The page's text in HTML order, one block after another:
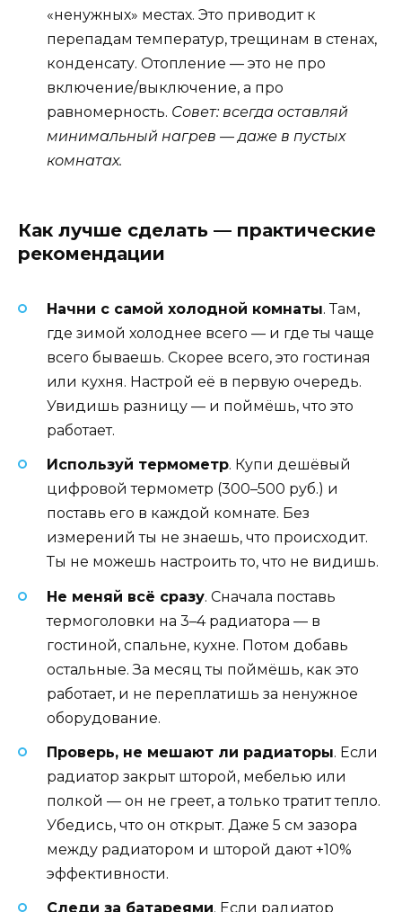
«ненужных» местах. Это приводит к
перепадам температур, трещинам в стенах,
конденсату. Отопление — это не про
включение/выключение, а про
равномерность. Совет: всегда оставляй
минимальный нагрев — даже в пустых
комнатах.
Как лучше сделать — практические
рекомендации
Начни с самой холодной комнаты. Там,
где зимой холоднее всего — и где ты чаще
всего бываешь. Скорее всего, это гостиная
или кухня. Настрой её в первую очередь.
Увидишь разницу — и поймёшь, что это
работает.
Используй термометр. Купи дешёвый
цифровой термометр (300–500 руб.) и
поставь его в каждой комнате. Без
измерений ты не знаешь, что происходит.
Ты не можешь настроить то, что не видишь.
Не меняй всё сразу. Сначала поставь
термоголовки на 3–4 радиатора — в
гостиной, спальне, кухне. Потом добавь
остальные. За месяц ты поймёшь, как это
работает, и не переплатишь за ненужное
оборудование.
Проверь, не мешают ли радиаторы. Если
радиатор закрыт шторой, мебелью или
полкой — он не греет, а только тратит тепло.
Убедись, что он открыт. Даже 5 см зазора
между радиатором и шторой дают +10%
эффективности.
Следи за батареями. Если радиатор